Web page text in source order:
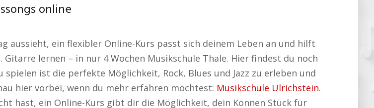
online
aussieht, ein flexibler Online-Kurs passt sich deinem Leben an und hilft
lernen – in nur 4 Wochen Musikschule Thale. Hier findest du noch
spielen ist die perfekte Möglichkeit, Rock, Blues und Jazz zu erleben und
hier vorbei, wenn du mehr erfahren möchtest: Musikschule Ulrichstein.
hast, ein Online-Kurs gibt dir die Möglichkeit, dein Können Stück für